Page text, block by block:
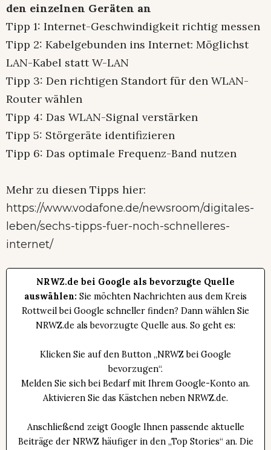
den einzelnen Geräten an
Tipp 1: Internet-Geschwindigkeit richtig messen
Tipp 2: Kabelgebunden ins Internet: Möglichst
LAN-Kabel statt W-LAN
Tipp 3: Den richtigen Standort für den WLAN-
Router wählen
Tipp 4: Das WLAN-Signal verstärken
Tipp 5: Störgeräte identifizieren
Tipp 6: Das optimale Frequenz-Band nutzen
Mehr zu diesen Tipps hier:
https://www.vodafone.de/newsroom/digitales-
leben/sechs-tipps-fuer-noch-schnelleres-
internet/
NRWZ.de bei Google als bevorzugte Quelle
auswählen: Sie möchten Nachrichten aus dem Kreis
Rottweil bei Google schneller finden? Dann wählen Sie
NRWZ.de als bevorzugte Quelle aus. So geht es:
Klicken Sie auf den Button „NRWZ bei Google
bevorzugen“.
Melden Sie sich bei Bedarf mit Ihrem Google-Konto an.
Aktivieren Sie das Kästchen neben NRWZ.de.
Anschließend zeigt Google Ihnen passende aktuelle
Beiträge der NRWZ häufiger in den „Top Stories“ an. Die